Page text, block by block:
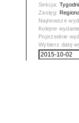
Sekcja:
Zasięg:
Najnowsze
Kolejne
Poprzednie
Wybierz datę